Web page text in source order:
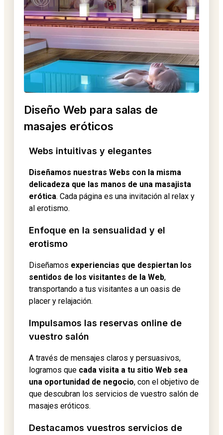
Diseño Web para salas de
masajes eróticos
Webs intuitivas y elegantes
Diseñamos nuestras Webs con la misma
delicadeza que las manos de una masajista
erótica. Cada página es una invitación al relax y
al erotismo.
Enfoque en la sensualidad y el
erotismo
Diseñamos experiencias que despiertan los
sentidos de los visitantes de la Web,
transportando a tus visitantes a un oasis de
placer y relajación.
Impulsamos las reservas online de
vuestro salón
A través de mensajes claros y persuasivos,
logramos que cada visita a tu sitio Web sea
una oportunidad de negocio, con el objetivo de
que descubran los servicios de vuestro salón de
masajes eróticos.
Destacamos vuestros servicios de